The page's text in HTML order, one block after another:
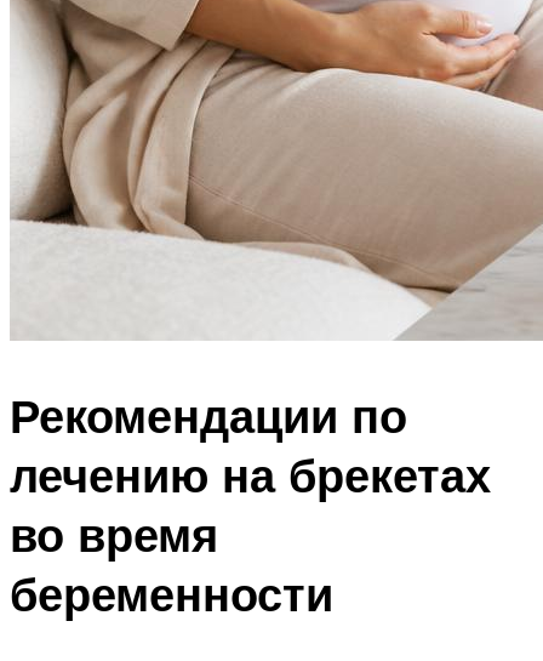
Рекомендации по
лечению на брекетах
во время
беременности